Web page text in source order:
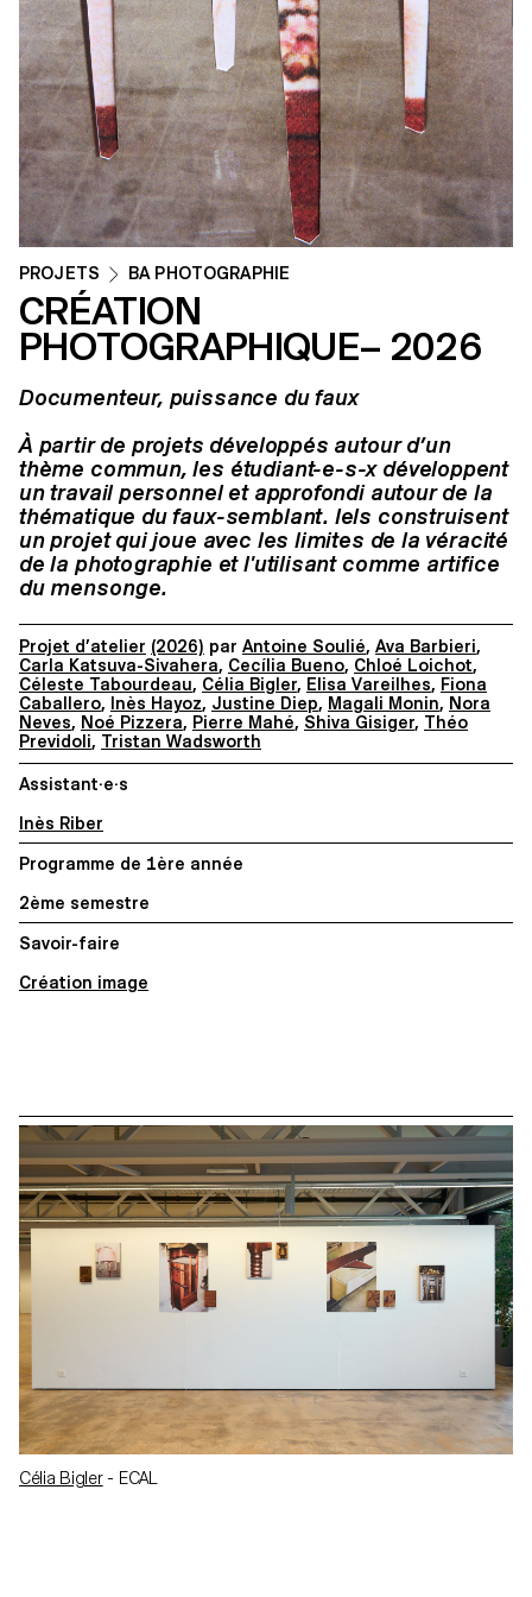
PROJETS BA PHOTOGRAPHIE
CRÉATION
PHOTOGRAPHIQUE– 2026
Documenteur, puissance du faux
À partir de projets développés autour d’un
thème commun, les étudiant-e-s-x développent
un travail personnel et approfondi autour de la
thématique du faux-semblant. Iels construisent
un projet qui joue avec les limites de la véracité
de la photographie et l'utilisant comme artifice
du mensonge.
Projet d’atelier (2026) par Antoine Soulié, Ava Barbieri,
Carla Katsuva-Sivahera, Cecília Bueno, Chloé Loichot,
Céleste Tabourdeau, Célia Bigler, Elisa Vareilhes, Fiona
Caballero, Inès Hayoz, Justine Diep, Magali Monin, Nora
Neves, Noé Pizzera, Pierre Mahé, Shiva Gisiger, Théo
Previdoli, Tristan Wadsworth
Assistant·e·s
Inès Riber
Programme de 1ère année
2ème semestre
Savoir-faire
Création image
Célia Bigler- ECAL